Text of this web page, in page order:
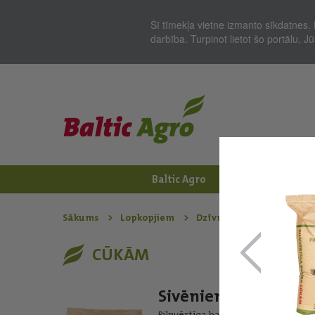
Šī tīmekļa vietne izmanto
darbība. Turpinot lietot šo portālu,
Baltic Agro
Sākums Lopkopjiem Dzīvnieku barība
CŪKĀM
Sivēniem 3 - 12 kg